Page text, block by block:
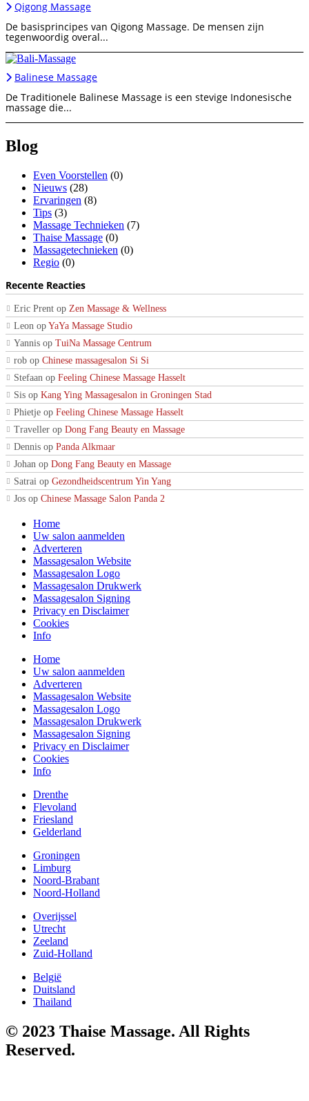
Qigong Massage
De basisprincipes van Qigong Massage. De mensen zijn
tegenwoordig overal...
Balinese Massage
De Traditionele Balinese Massage is een stevige Indonesische
massage die...
Blog
Even Voorstellen (0)
Nieuws (28)
Ervaringen (8)
Tips (3)
Massage Technieken (7)
Thaise Massage (0)
Massagetechnieken (0)
Regio (0)
Recente Reacties
Eric Prent op Zen Massage & Wellness
Leon op YaYa Massage Studio
Yannis op TuiNa Massage Centrum
rob op Chinese massagesalon Si Si
Stefaan op Feeling Chinese Massage Hasselt
Sis op Kang Ying Massagesalon in Groningen Stad
Phietje op Feeling Chinese Massage Hasselt
Traveller op Dong Fang Beauty en Massage
Dennis op Panda Alkmaar
Johan op Dong Fang Beauty en Massage
Satrai op Gezondheidscentrum Yin Yang
Jos op Chinese Massage Salon Panda 2
Home
Uw salon aanmelden
Adverteren
Massagesalon Website
Massagesalon Logo
Massagesalon Drukwerk
Massagesalon Signing
Privacy en Disclaimer
Cookies
Info
Home
Uw salon aanmelden
Adverteren
Massagesalon Website
Massagesalon Logo
Massagesalon Drukwerk
Massagesalon Signing
Privacy en Disclaimer
Cookies
Info
Drenthe
Flevoland
Friesland
Gelderland
Groningen
Limburg
Noord-Brabant
Noord-Holland
Overijssel
Utrecht
Zeeland
Zuid-Holland
België
Duitsland
Thailand
© 2023 Thaise Massage. All Rights
Reserved.